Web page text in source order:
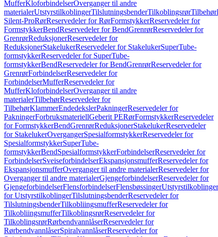
MufferKloforbindelserOverganger til andre
materialerUtstyrstilkoblingerTilslutningsbenderTilkoblingsrørTilbehør
Silent-ProRørReservedeler for RørFormstykkerReservedeler for
FormstykkerBendReservedeler for BendGrenrørReservedeler for
GrenrørReduksjonerReservedeler for
ReduksjonerStakelukerReservedeler for StakelukerSuperTube-
formstykkerReservedeler for SuperTube-
formstykkerBendReservedeler for BendGrenrørReservedeler for
GrenrørForbindelserReservedeler for
ForbindelserMufferReservedeler for
MufferKloforbindelserOverganger til andre
materialerTilbehørReservedeler for
TilbehørKlammerEndedekslerPakningerReservedeler for
PakningerForbruksmateriellGeberit PERørFormstykkerReservedeler
for FormstykkerBendGrenrørReduksjonerStakelukerReservedeler
for StakelukerOvergangerSpesialformstykkerReservedeler for
SpesialformstykkerSuperTube-
formstykkerBendSpesialformstykkerForbindelserReservedeler for
ForbindelserSveiseforbindelserEkspansjonsmufferReservedeler for
EkspansjonsmufferOverganger til andre materialerReservedeler for
Overganger til andre materialerGjengeforbindelserReservedeler for
GjengeforbindelserFlensforbindelserFlensbøssingerUtstyrstilkoblinger
for UtstyrstilkoblingerTilslutningsbenderReservedeler for
TilslutningsbenderTilkobliingsmufferReservedeler for
TilkobliingsmufferTilkoblingsrørReservedeler for
TilkoblingsrørRørbendvannlåserReservedeler for
RørbendvannlåserSpiralvannlåserReservedeler for